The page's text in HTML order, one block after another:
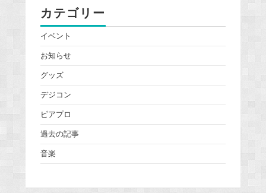
カテゴリー
イベント
お知らせ
グッズ
デジコン
ピアプロ
過去の記事
音楽